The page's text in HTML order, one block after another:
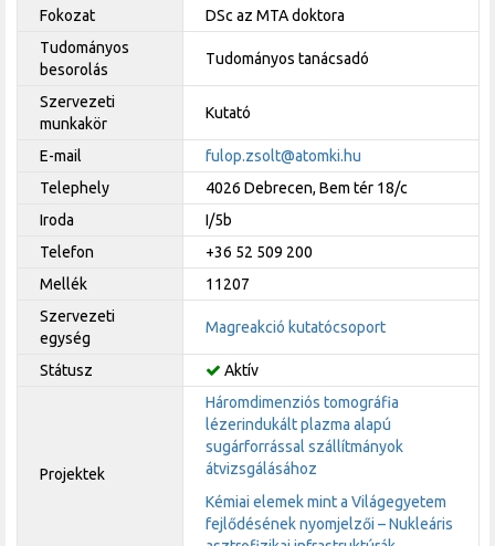
Fokozat
DSc az MTA doktora
Tudományos
besorolás
Tudományos tanácsadó
Szervezeti
munkakör
Kutató
E-mail
fulop.zsolt@atomki.hu
Telephely
4026 Debrecen, Bem tér 18/c
Iroda
I/5b
Telefon
+36 52 509 200
Mellék
11207
Szervezeti
egység
Magreakció kutatócsoport
Státusz Aktív
Projektek
Háromdimenziós tomográfia
lézerindukált plazma alapú
sugárforrással szállítmányok
átvizsgálásához
Kémiai elemek mint a Világegyetem
fejlődésének nyomjelzői – Nukleáris